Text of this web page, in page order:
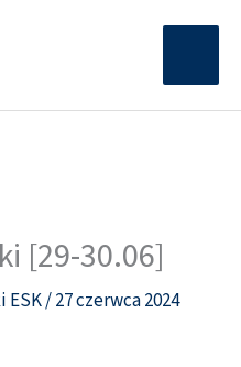
[29-30.06]
ESK/27 czerwca 2024